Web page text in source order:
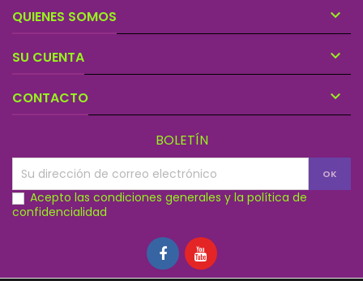
QUIENES SOMOS 
SU CUENTA 
CONTACTO 
BOLETÍN
Acepto las condiciones generales y la política de
confidencialidad